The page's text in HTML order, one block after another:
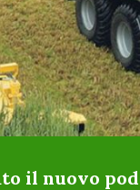
il nuovo